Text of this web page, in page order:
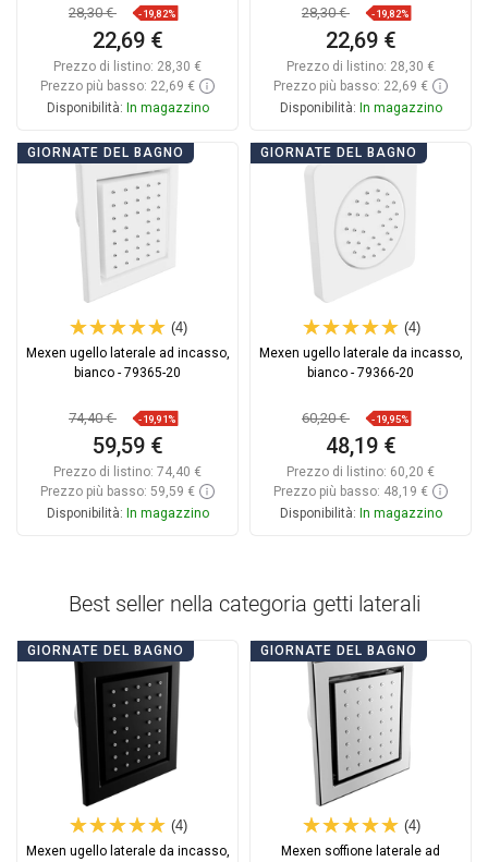
28,30 € -19,82%
22,69 €
Prezzo di listino: 28,30 €
Prezzo più basso: 22,69 €
Disponibilità: In magazzino
Aggiungi al carrello
favorite_border Preferito
Confrontare
28,30 € -19,82%
22,69 €
Prezzo di listino: 28,30 €
Prezzo più basso: 22,69 €
Disponibilità: In magazzino
Aggiungi al carrello
favorite_border Preferito
GIORNATE DEL BAGNO
(4)
Mexen ugello laterale ad incasso,
bianco - 79365-20
74,40 € -19,91%
59,59 €
Prezzo di listino: 74,40 €
Prezzo più basso: 59,59 €
Disponibilità: In magazzino
favorite_border Preferito
Confrontare
GIORNATE DEL BAGNO
(4)
Mexen ugello laterale da incasso,
bianco - 79366-20
60,20 € -19,95%
48,19 €
Prezzo di listino: 60,20 €
Prezzo più basso: 48,19 €
Disponibilità: In magazzino
favorite_border Preferito
Confrontare
Best seller nella categoria getti laterali
GIORNATE DEL BAGNO
(4)
Mexen ugello laterale da incasso,
GIORNATE DEL BAGNO
(4)
Mexen soffione laterale ad